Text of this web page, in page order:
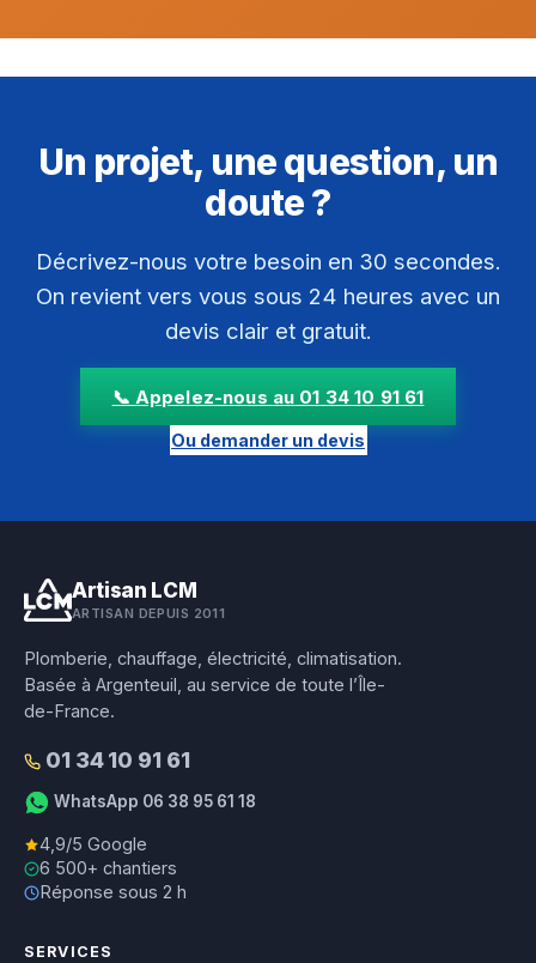
Un projet, une question, un
doute ?
Décrivez-nous votre besoin en 30 secondes.
On revient vers vous sous 24 heures avec un
devis clair et gratuit.
📞 Appelez-nous au 01 34 10 91 61
Ou demander un devis
Artisan LCM
ARTISAN DEPUIS 2011
Plomberie, chauffage, électricité, climatisation.
Basée à Argenteuil, au service de toute l’Île-
de-France.
01 34 10 91 61
WhatsApp 06 38 95 61 18
4,9/5 Google
6 500+ chantiers
Réponse sous 2 h
SERVICES